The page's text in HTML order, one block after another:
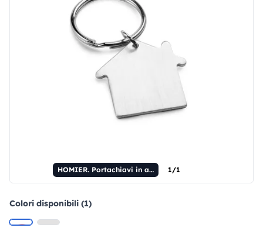
HOMIER. Portachiavi in alluminio 1/1
Colori disponibili (1)